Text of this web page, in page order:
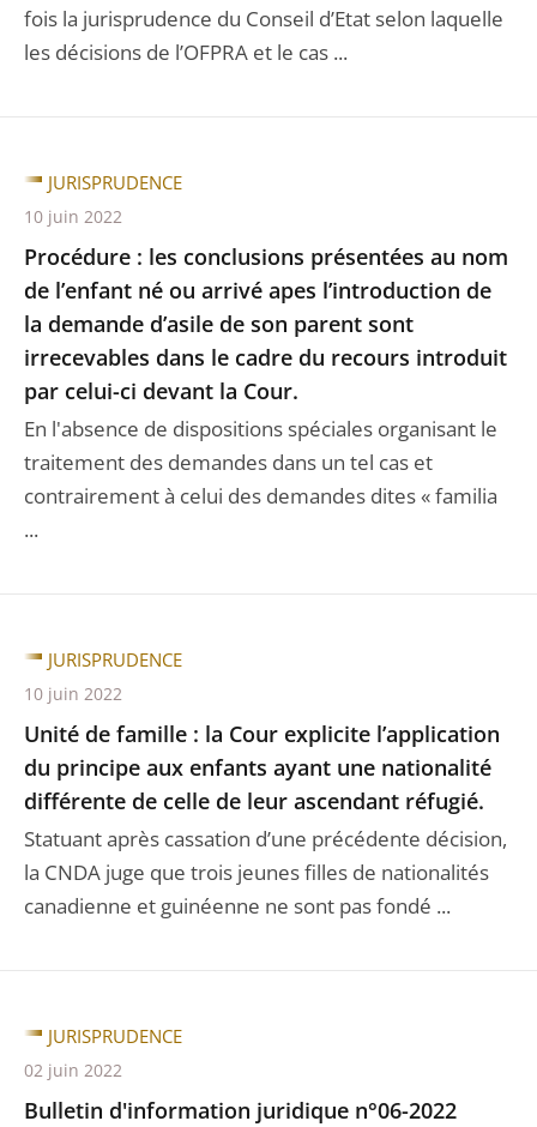
fois la jurisprudence du Conseil d’Etat selon laquelle
les décisions de l’OFPRA et le cas ...
Procédure : les conclusions présentées au nom
de l’enfant né ou arrivé apes l’introduction de
la demande d’asile de son parent sont
irrecevables dans le cadre du recours introduit
par celui-ci devant la Cour.
En l'absence de dispositions spéciales organisant le
traitement des demandes dans un tel cas et
contrairement à celui des demandes dites « familia
...
JURISPRUDENCE
10 juin 2022
Unité de famille : la Cour explicite l’application
du principe aux enfants ayant une nationalité
différente de celle de leur ascendant réfugié.
Statuant après cassation d’une précédente décision,
la CNDA juge que trois jeunes filles de nationalités
canadienne et guinéenne ne sont pas fondé ...
JURISPRUDENCE
10 juin 2022
Bulletin d'information juridique n°06-2022
JURISPRUDENCE
02 juin 2022